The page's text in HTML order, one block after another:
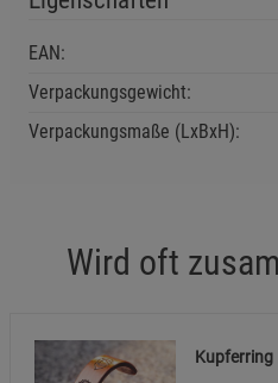
Kann
EAN:
Verpackungsgewicht:
Verpackungsmaße (LxBxH):
Wird oft
Kupferring